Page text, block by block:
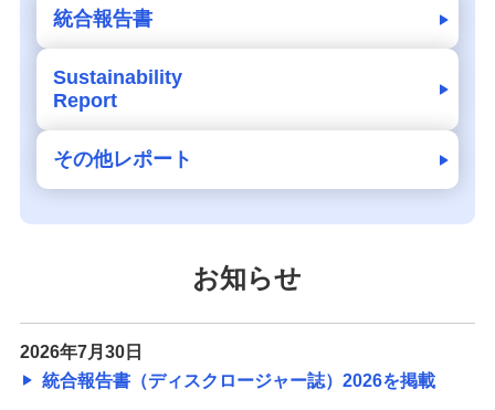
統合報告書
Sustainability
Report
その他レポート
お知らせ
2026年7月30日
統合報告書（ディスクロージャー誌）2026を掲載